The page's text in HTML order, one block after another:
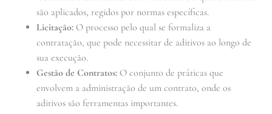
são aplicados, regidos por normas específicas.
Licitação: O processo pelo qual se formaliza a
contratação, que pode necessitar de aditivos ao longo de
sua execução.
Gestão de Contratos: O conjunto de práticas que
envolvem a administração de um contrato, onde os
aditivos são ferramentas importantes.